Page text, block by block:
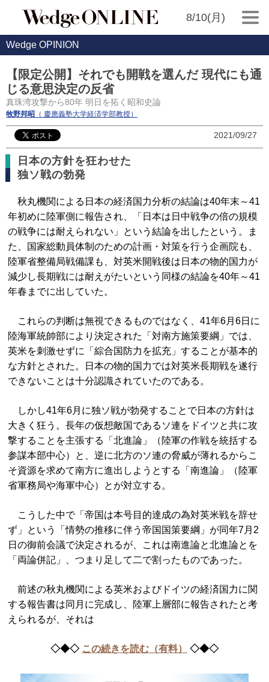
8/10(月)
Wedge OPINION
【限定公開】それでも開戦を選んだ 現代にも通
じる意思決定の反省
真珠湾攻撃から80年 明日を拓く昭和史論
牧野邦昭 （ 慶應義塾大学経済学部教授）
2021/09/27
日本の方針を狂わせた
独ソ戦の勃発
秋丸機関による日本の経済国力分析の結論は40年末～41
年初めに陸軍側に報告され、「日本は日中戦争の倍の規模
の戦争には耐えられない」という結論を出したという。ま
た、国家総動員体制のための計画・対策を行う企画院も、
陸軍省整備局戦備課も、対英米開戦後は日本の物的国力が
減少し長期戦には耐えがたいという同様の結論を40年～41
年春までに出していた。
これらの判断は無視できるものではなく、41年6月6日に
陸海軍統帥部により決定された「対南方施策要綱」では、
英米を刺激せずに「綜合国防力を拡充」することが基本的
な方針とされた。日本の物的国力では対英米長期戦を遂行
できないことは十分認識されていたのである。
しかし41年6月に独ソ戦が勃発することで日本の方針は
大きく狂う。長年の仮想敵国であるソ連をドイツと共に攻
撃することを主張する「北進論」（陸軍の作戦を統括する
参謀本部中心）と、逆に北方のソ連の脅威が薄れるからこ
そ資源を求めて南方に進出しようとする「南進論」（陸軍
省軍務局や海軍中心）とが対立する。
こうした中で「帝国は本号目的達成の為対英米戦を辞せ
ず」という「情勢の推移に伴う帝国国策要綱」が同年7月2
日の御前会議で決定されるが、これは南進論と北進論とを
「両論併記」、つまり足して二で割ったものであった。
前述の秋丸機関による英米およびドイツの経済国力に関
する報告書は同月に完成し、陸軍上層部に報告されたと考
えられるが、それは
◇◆◇ この続きを読む（有料） ◇◆◇